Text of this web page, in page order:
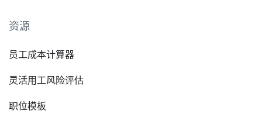
资源
员工成本计算器
灵活用工风险评估
职位模板